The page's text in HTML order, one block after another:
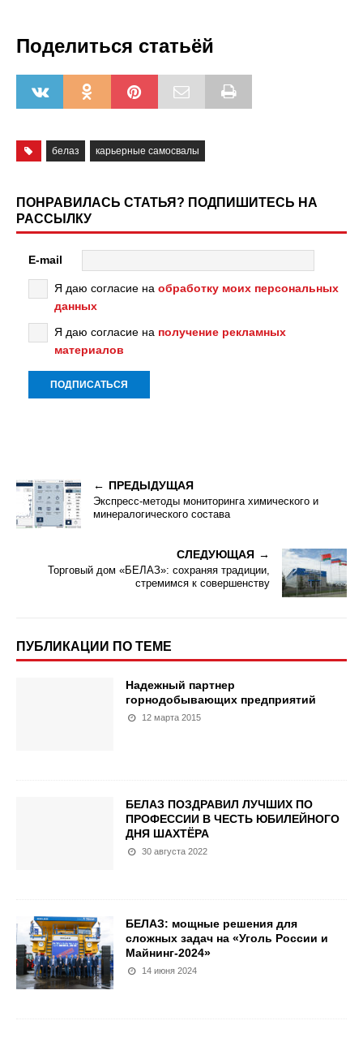
Поделиться статьёй
белаз карьерные самосвалы
ПОНРАВИЛАСЬ СТАТЬЯ? ПОДПИШИТЕСЬ НА
РАССЫЛКУ
E-mail
Я даю согласие на обработку моих персональных
данных
Я даю согласие на получение рекламных
материалов
ПРЕДЫДУЩАЯ
Экспресс-методы мониторинга химического и
минералогического состава
СЛЕДУЮЩАЯ
Торговый дом «БЕЛАЗ»: сохраняя традиции,
стремимся к совершенству
ПУБЛИКАЦИИ ПО ТЕМЕ
Надежный партнер
горнодобывающих предприятий
12 марта 2015
БЕЛАЗ ПОЗДРАВИЛ ЛУЧШИХ ПО
ПРОФЕССИИ В ЧЕСТЬ ЮБИЛЕЙНОГО
ДНЯ ШАХТЁРА
30 августа 2022
БЕЛАЗ: мощные решения для
сложных задач на «Уголь России и
Майнинг-2024»
14 июня 2024